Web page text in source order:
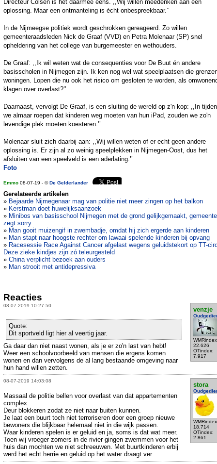
Directeur Colsen is het daarmee eens. ,,Wij willen meedenken aan een
oplossing. Maar een ontmanteling is écht onbespreekbaar.’’
In de Nijmeegse politiek wordt geschrokken gereageerd. Zo willen
gemeenteraadsleden Nick de Graaf (VVD) en Petra Molenaar (SP) snel
opheldering van het college van burgemeester en wethouders.
De Graaf: ,,Ik wil weten wat de consequenties voor De Buut én andere
basisscholen in Nijmegen zijn. Ik ken nog wel wat speelplaatsen die
woningen. Lopen die nu ook het risico om gesloten te worden, als
klagen over overlast?’’
Daarnaast, vervolgt De Graaf, is een sluiting de wereld op z'n kop: ,,In
we almaar roepen dat kinderen weg moeten van hun iPad, zouden we zo'n
levendige plek moeten koesteren.’’
Molenaar sluit zich daarbij aan: ,,Wij willen weten of er echt geen andere
oplossing is. Er zijn al zo weinig speelplekken in Nijmegen-Oost, dus het
afsluiten van een speelveld is een aderlating.’’
Foto
Emmo 08-07-19 - ©De Gelderlander
Gerelateerde artikelen
» Bejaarde Nijmegenaar mag van politie niet meer zingen op het balkon
» Kerstman doet huwelijksaanzoek
» Minibos van basisschool Nijmegen met de grond gelijkgemaakt, gemeente
zegt sorry
» Man gooit muizengif in zwembadje, omdat hij zich ergerde aan kinderen
» Man stapt naar hoogste rechter om lawaai spelende kinderen bij opvang
» Racesessie Race Against Cancer afgelast wegens geluidstekort op TT-
Deze zieke kindjes zijn zó teleurgesteld
» China verplicht bezoek aan ouders
» Man strooit met antidepressiva
Reacties
08-07-2019 10:27:50
venzje
22.626
OTindex:
7.917
Quote:
Dit sportveld ligt hier al veertig jaar.
Ga daar dan niet naast wonen, als je er zo'n last van hebt!
Weer een schoolvoorbeeld van mensen die ergens komen
wonen en dan vervolgens de al lang bestaande omgeving naar
hun hand willen zetten.
08-07-2019 14:03:08
stora
18.714
OTindex:
2.861
Massaal de politie bellen voor overlast van dat appartementen
complex.
Deur blokkeren zodat ze niet naar buiten kunnen.
Je laat een buurt toch niet terroriseren door een groep nieuwe
bewoners die blijkbaar helemaal niet in die wijk passen.
Waar kinderen spelen is er geluid en ja, soms is dat wat meer.
Toen wij vroeger zomers in de rivier gingen zwemmen voor het
huis dan mochten we niet schreeuwen. Met buurtkinderen erbij
werd het echt herrie en geluid op het water draagt ver.